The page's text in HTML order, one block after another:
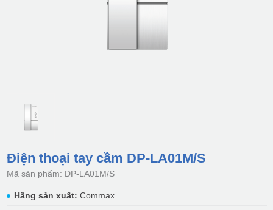
Điện thoại tay cầm DP-LA01M/S
Mã sản phẩm: DP-LA01M/S
Hãng sản xuất: Commax